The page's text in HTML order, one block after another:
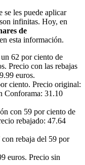
se les puede aplicar
infinitas. Hoy, en
de
esta información.
62 por ciento de
Precio con las rebajas
euros.
ciento. Precio original:
Conforama: 31.10
con 59 por ciento de
rebajado: 47.64
rebaja del 59 por
euros. Precio sin